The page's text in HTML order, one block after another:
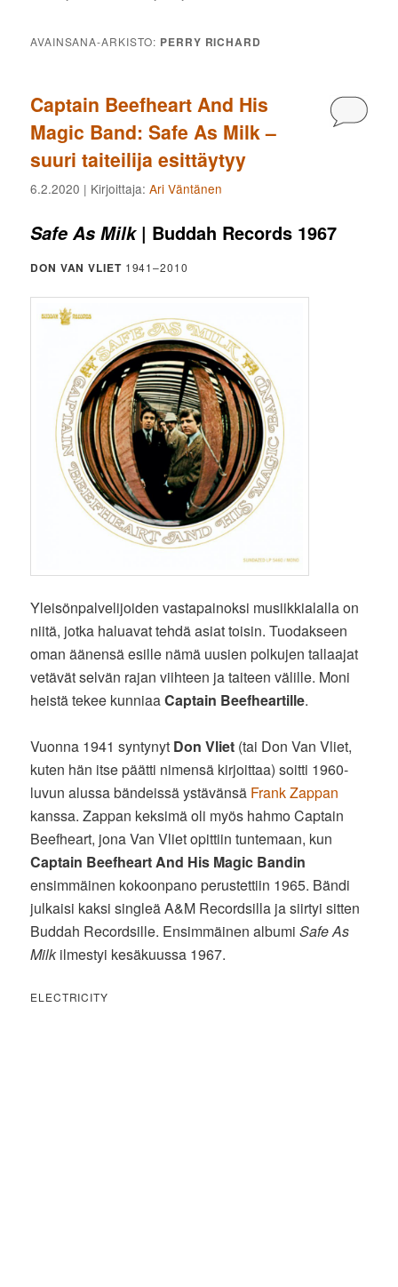
AVAINSANA-ARKISTO: PERRY RICHARD
Captain Beefheart And His
Magic Band: Safe As Milk –
suuri taiteilija esittäytyy
6.2.2020 | Kirjoittaja:Ari Väntänen
Safe As Milk| Buddah Records 1967
DON VAN VLIET1941–2010
Yleisönpalvelijoiden vastapainoksi musiikkialalla on
niitä, jotka haluavat tehdä asiat toisin. Tuodakseen
oman äänensä esille nämä uusien polkujen tallaajat
vetävät selvän rajan viihteen ja taiteen välille. Moni
heistä tekee kunniaaCaptain Beefheartille.
Vuonna 1941 syntynyt Don Vliet (tai Don Van Vliet,
kuten hän itse päätti nimensä kirjoittaa) soitti 1960-
luvun alussa bändeissä ystävänsä Frank Zappan
kanssa. Zappan keksimä oli myös hahmo Captain
Beefheart, jona Van Vliet opittiin tuntemaan, kun
Captain Beefheart And His Magic Bandin
ensimmäinen kokoonpano perustettiin 1965. Bändi
julkaisi kaksi singleä A&M Recordsilla ja siirtyi sitten
Buddah Recordsille. Ensimmäinen albumiSafe As
Milkilmestyi kesäkuussa 1967.
ELECTRICITY